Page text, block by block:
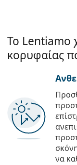
Το Lentiamo
κορυφαίας
να